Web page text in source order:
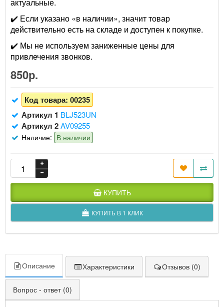
✔️ Если указано «в наличии», значит товар
действительно есть на складе и доступен к покупке.
✔️ Мы не используем заниженные цены для
привлечения звонков.
850р.
Код товара: 00235
Артикул 1 BLJ523UN
Артикул 2AV09255
Наличие: В наличии
КУПИТЬ
КУПИТЬ В 1 КЛИК
Описание Характеристики Отзывов (0)
Вопрос - ответ (0)